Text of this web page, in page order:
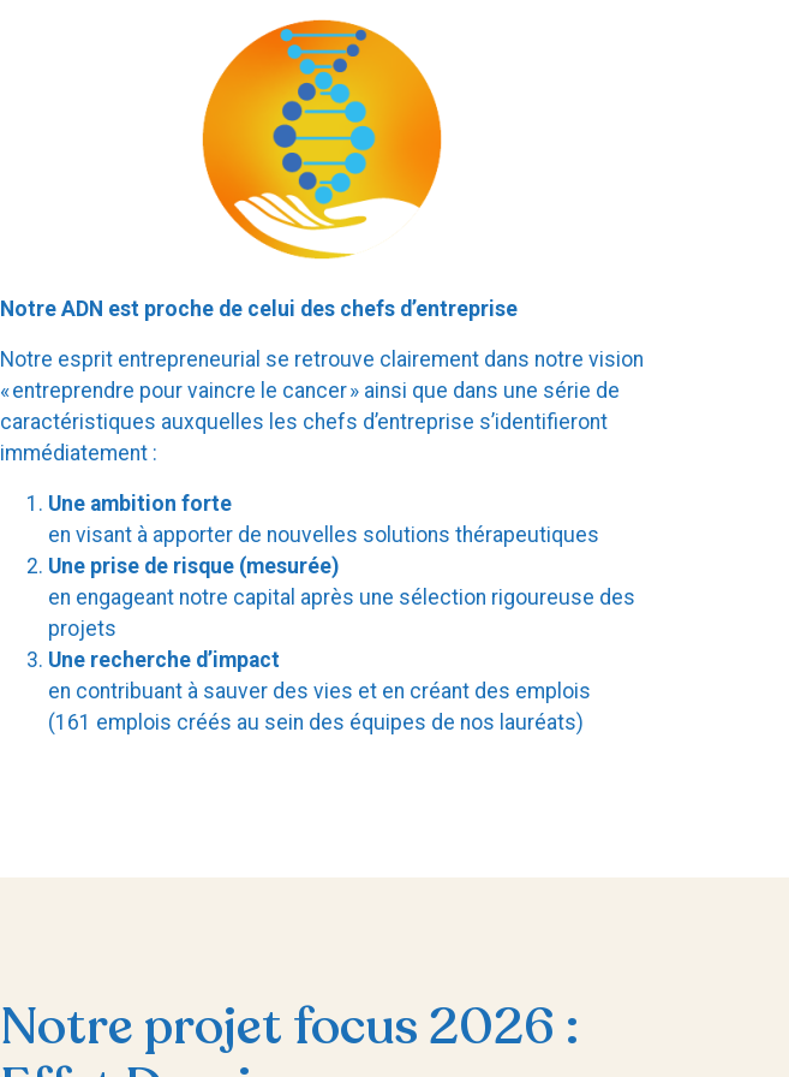
Notre ADN est proche de celui des chefs d’entreprise
Notre esprit entrepreneurial se retrouve clairement dans notre vision
« entreprendre pour vaincre le cancer » ainsi que dans une série de
caractéristiques auxquelles les chefs d’entreprise s’identifieront
immédiatement :
Une ambition forte
en visant à apporter de nouvelles solutions thérapeutiques
Une prise de risque (mesurée)
en engageant notre capital après une sélection rigoureuse des
projets
Une recherche d’impact
en contribuant à sauver des vies et en créant des emplois
(161 emplois créés au sein des équipes de nos lauréats)
Notre projet focus 2026 :